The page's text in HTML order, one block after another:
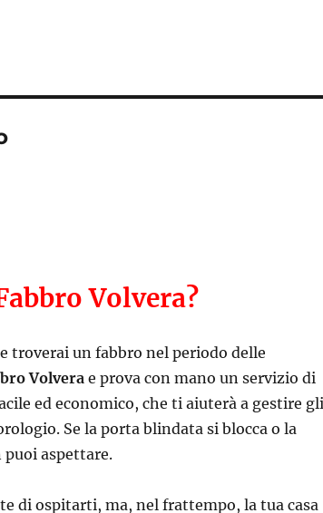
Volvera?
troverai un fabbro nel periodo delle
Volvera e prova con mano un servizio di
ed economico, che ti aiuterà a gestire gli
Se la porta blindata si blocca o la
aspettare.
di ospitarti, ma, nel frattempo, la tua casa